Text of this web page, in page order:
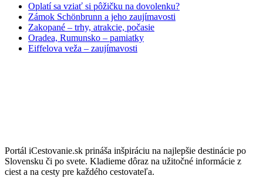
Oplatí sa vziať si pôžičku na dovolenku?
Zámok Schönbrunn a jeho zaujímavosti
Zakopané – trhy, atrakcie, počasie
Oradea, Rumunsko – pamiatky
Eiffelova veža – zaujímavosti
Portál iCestovanie.sk prináša inšpiráciu na najlepšie destinácie po
Slovensku či po svete. Kladieme dôraz na užitočné informácie z
ciest a na cesty pre každého cestovateľa.